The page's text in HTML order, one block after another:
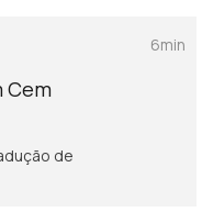
Cem
de
6min